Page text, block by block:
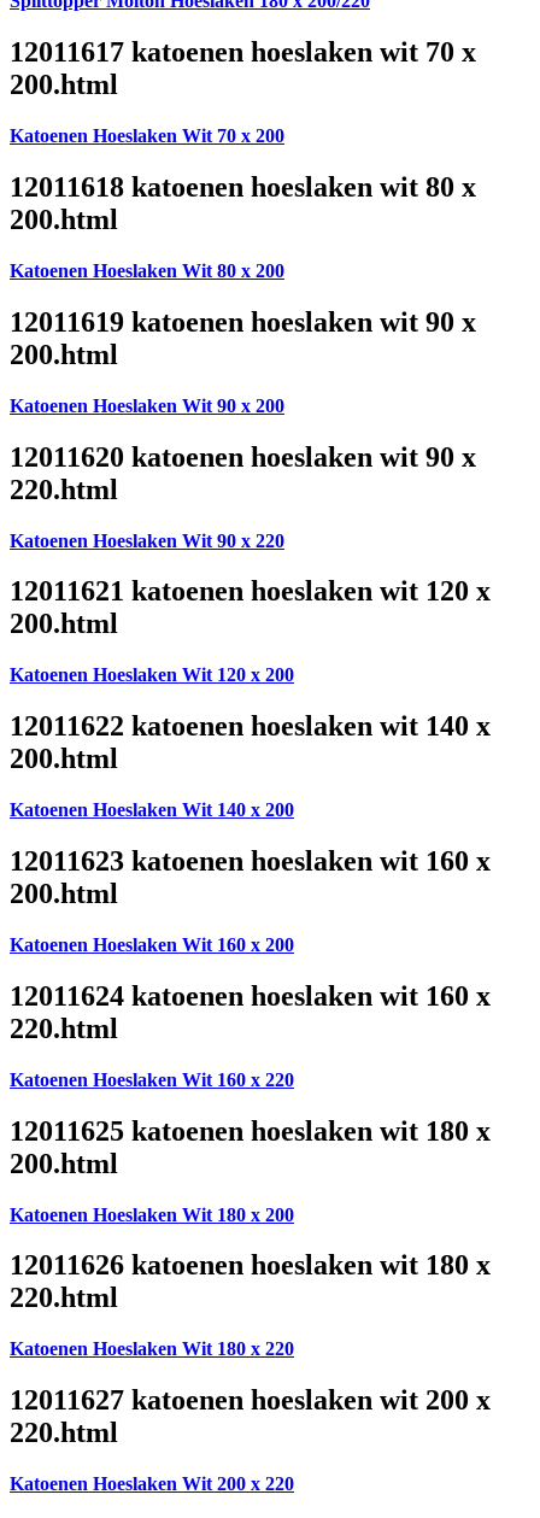
12011617 katoenen hoeslaken wit 70 x
200.html
Katoenen Hoeslaken Wit 70 x 200
12011618 katoenen hoeslaken wit 80 x
200.html
Katoenen Hoeslaken Wit 80 x 200
12011619 katoenen hoeslaken wit 90 x
200.html
Katoenen Hoeslaken Wit 90 x 200
12011620 katoenen hoeslaken wit 90 x
220.html
Katoenen Hoeslaken Wit 90 x 220
12011621 katoenen hoeslaken wit 120 x
200.html
Katoenen Hoeslaken Wit 120 x 200
12011622 katoenen hoeslaken wit 140 x
200.html
Katoenen Hoeslaken Wit 140 x 200
12011623 katoenen hoeslaken wit 160 x
200.html
Katoenen Hoeslaken Wit 160 x 200
12011624 katoenen hoeslaken wit 160 x
220.html
Katoenen Hoeslaken Wit 160 x 220
12011625 katoenen hoeslaken wit 180 x
200.html
Katoenen Hoeslaken Wit 180 x 200
12011626 katoenen hoeslaken wit 180 x
220.html
Katoenen Hoeslaken Wit 180 x 220
12011627 katoenen hoeslaken wit 200 x
220.html
Katoenen Hoeslaken Wit 200 x 220